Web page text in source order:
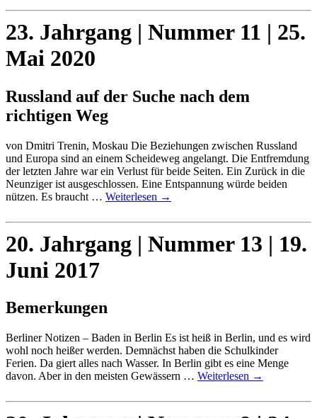
23. Jahrgang | Nummer 11 | 25.
Mai 2020
Russland auf der Suche nach dem
richtigen Weg
von Dmitri Trenin, Moskau Die Beziehungen zwischen Russland
und Europa sind an einem Scheideweg angelangt. Die Entfremdung
der letzten Jahre war ein Verlust für beide Seiten. Ein Zurück in die
Neunziger ist ausgeschlossen. Eine Entspannung würde beiden
nützen. Es braucht … Weiterlesen →
20. Jahrgang | Nummer 13 | 19.
Juni 2017
Bemerkungen
Berliner Notizen – Baden in Berlin Es ist heiß in Berlin, und es wird
wohl noch heißer werden. Demnächst haben die Schulkinder
Ferien. Da giert alles nach Wasser. In Berlin gibt es eine Menge
davon. Aber in den meisten Gewässern … Weiterlesen →